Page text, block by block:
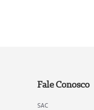
Fale Conosco
SAC